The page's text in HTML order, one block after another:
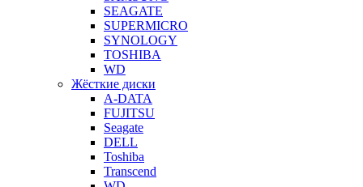
SEAGATE
SUPERMICRO
SYNOLOGY
TOSHIBA
WD
Жёсткие диски
A-DATA
FUJITSU
Seagate
DELL
Toshiba
Transcend